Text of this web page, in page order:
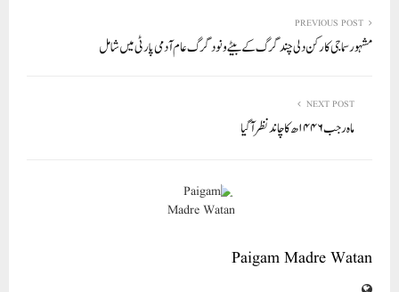
A
pp
ok
r
In PREVIOUS POST
مشہور سماجی کارکن دلی چند گرگ کے بیٹے ونود گرگ عام آدمی پارٹی میں شامل
NEXT POST
ماہ رجب ۱۴۴۶ھ کا چاند نظر آ گیا
Paigam Madre Watan